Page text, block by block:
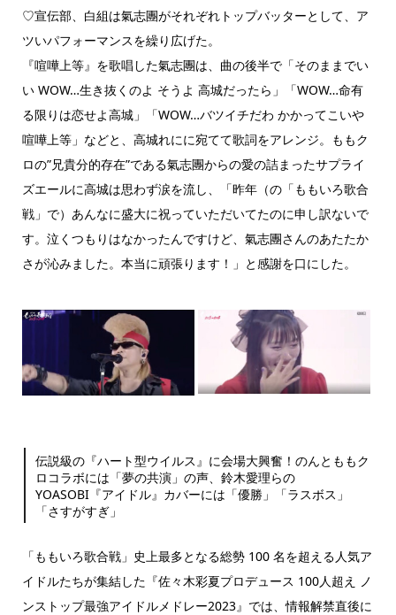
♡宣伝部、白組は氣志團がそれぞれトップバッターとして、ア
ツいパフォーマンスを繰り広げた。
『喧嘩上等』を歌唱した氣志團は、曲の後半で「そのままでい
い WOW…生き抜くのよ そうよ 高城だったら」「WOW…命有
る限りは恋せよ高城」「WOW…バツイチだわ かかってこいや
喧嘩上等」などと、高城れにに宛てて歌詞をアレンジ。ももク
ロの”兄貴分的存在”である氣志團からの愛の詰まったサプライ
ズエールに高城は思わず涙を流し、「昨年（の「ももいろ歌合
戦」で）あんなに盛大に祝っていただいてたのに申し訳ないで
す。泣くつもりはなかったんですけど、氣志團さんのあたたか
さが沁みました。本当に頑張ります！」と感謝を口にした。
伝説級の『ハート型ウイルス』に会場大興奮！のんとももク
ロコラボには「夢の共演」の声、鈴木愛理らの
YOASOBI『アイドル』カバーには「優勝」「ラスボス」
「さすがすぎ」
「ももいろ歌合戦」史上最多となる総勢 100 名を超える人気ア
イドルたちが集結した『佐々木彩夏プロデュース 100人超え ノ
ンストップ最強アイドルメドレー2023』では、情報解禁直後に